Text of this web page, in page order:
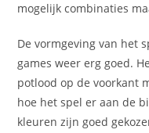
mogelijk combinaties
De vormgeving van het
games weer erg goed.
potlood op de voorkant
hoe het spel er aan de
kleuren zijn goed